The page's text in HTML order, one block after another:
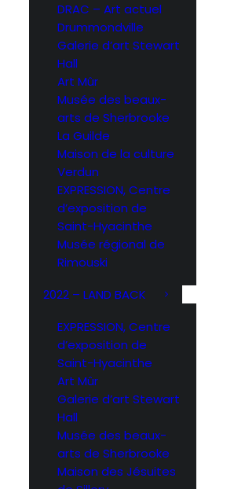
DRAC – Art actuel
Drummondville
Galerie d’art Stewart
Hall
Art Mûr
Musée des beaux-
arts de Sherbrooke
La Guilde
Maison de la culture
Verdun
EXPRESSION, Centre
d’exposition de
Saint-Hyacinthe
Musée régional de
Rimouski
2022 – LAND BACK
EXPRESSION, Centre
d’exposition de
Saint-Hyacinthe
Art Mûr
Galerie d’art Stewart
Hall
Musée des beaux-
arts de Sherbrooke
Maison des Jésuites